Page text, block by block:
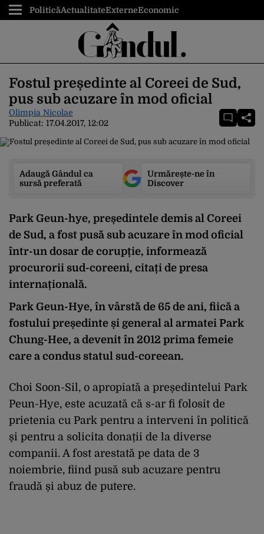
PoliticăActualitateExterneEconomic
Fostul președinte al Coreei de Sud,
pus sub acuzare în mod oficial
Olimpia Nicolae
Publicat: 17.04.2017, 12:02
Adaugă Gândul ca
sursă preferată
Urmărește-ne în
Discover
Park Geun-hye, președintele demis al Coreei
de Sud, a fost pusă sub acuzare în mod oficial
într-un dosar de corupție, informează
procurorii sud-coreeni, citați de presa
internațională.
Park Geun-Hye, în vârstă de 65 de ani, fiică a
fostului președinte și general al armatei Park
Chung-Hee, a devenit în 2012 prima femeie
care a condus statul sud-coreean.
Choi Soon-Sil, o apropiată a președintelui Park
Peun-Hye, este acuzată că s-ar fi folosit de
prietenia cu Park pentru a interveni în politică
și pentru a solicita donații de la diverse
companii. A fost arestată pe data de 3
noiembrie, fiind pusă sub acuzare pentru
fraudă și abuz de putere.